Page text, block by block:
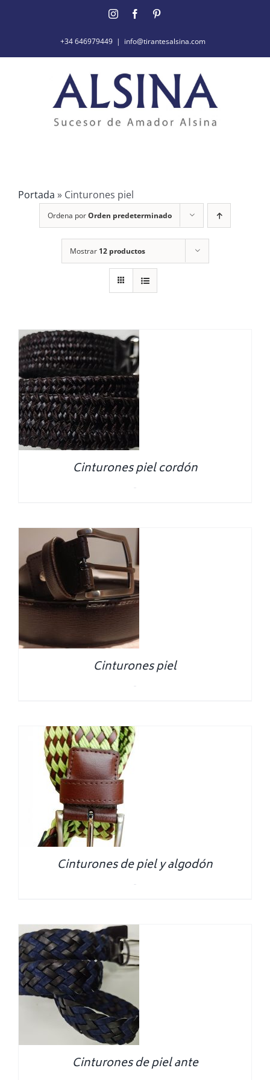
InstagramFacebook
+34 646979449 | info@tirantesalsina.com
Portada » Cinturones piel
Ordena porOrden predeterminado
Mostrar 12 productos
Cinturones piel cordón
Cinturones piel
Cinturones de piel y algodón
Cinturones de piel ante